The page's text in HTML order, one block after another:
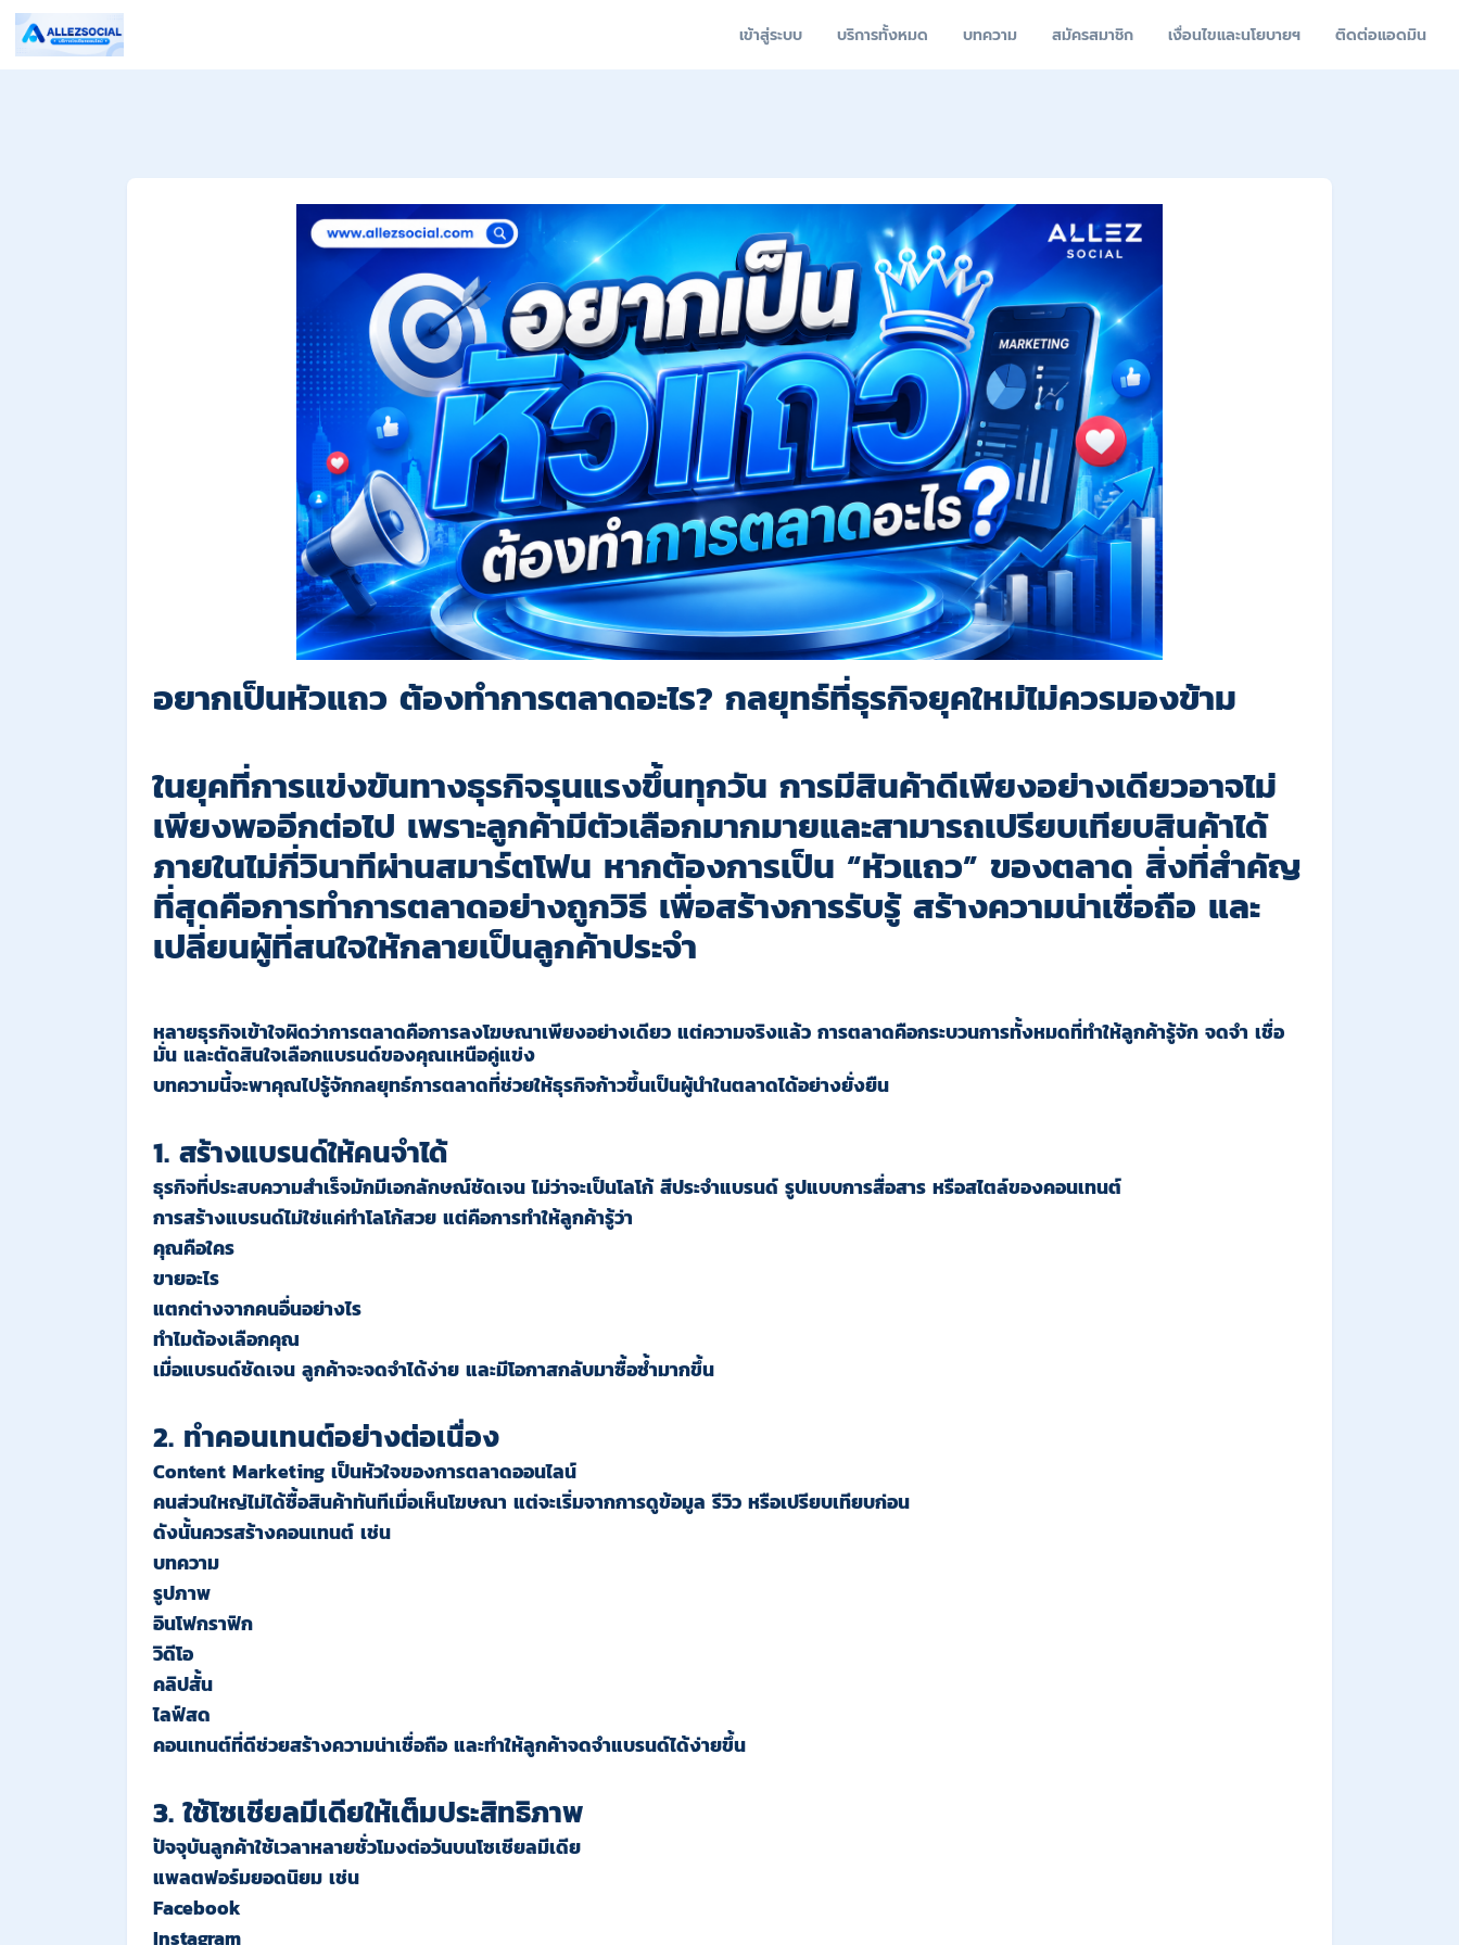
เข้าสู่ระบบ บริการทั้งหมด บทความ สมัครสมาชิก เงื่อนไขและนโยบายฯ ติดต่อแอดมิน
อยากเป็นหัวแถว ต้องทำการตลาดอะไร? กลยุทธ์ที่ธุรกิจยุคใหม่ไม่ควรมองข้าม
ในยุคที่การแข่งขันทางธุรกิจรุนแรงขึ้นทุกวัน การมีสินค้าดีเพียงอย่างเดียวอาจไม่
เพียงพออีกต่อไป เพราะลูกค้ามีตัวเลือกมากมายและสามารถเปรียบเทียบสินค้าได้
ภายในไม่กี่วินาทีผ่านสมาร์ตโฟน หากต้องการเป็น “หัวแถว” ของตลาด สิ่งที่สำคัญ
ที่สุดคือการทำการตลาดอย่างถูกวิธี เพื่อสร้างการรับรู้ สร้างความน่าเชื่อถือ และ
เปลี่ยนผู้ที่สนใจให้กลายเป็นลูกค้าประจำ
หลายธุรกิจเข้าใจผิดว่าการตลาดคือการลงโฆษณาเพียงอย่างเดียว แต่ความจริงแล้ว การตลาดคือกระบวนการทั้งหมดที่ทำให้ลูกค้ารู้จัก จดจำ เชื่อ
มั่น และตัดสินใจเลือกแบรนด์ของคุณเหนือคู่แข่ง
บทความนี้จะพาคุณไปรู้จักกลยุทธ์การตลาดที่ช่วยให้ธุรกิจก้าวขึ้นเป็นผู้นำในตลาดได้อย่างยั่งยืน
1. สร้างแบรนด์ให้คนจำได้
ธุรกิจที่ประสบความสำเร็จมักมีเอกลักษณ์ชัดเจน ไม่ว่าจะเป็นโลโก้ สีประจำแบรนด์ รูปแบบการสื่อสาร หรือสไตล์ของคอนเทนต์
การสร้างแบรนด์ไม่ใช่แค่ทำโลโก้สวย แต่คือการทำให้ลูกค้ารู้ว่า
คุณคือใคร
ขายอะไร
แตกต่างจากคนอื่นอย่างไร
ทำไมต้องเลือกคุณ
เมื่อแบรนด์ชัดเจน ลูกค้าจะจดจำได้ง่าย และมีโอกาสกลับมาซื้อซ้ำมากขึ้น
2. ทำคอนเทนต์อย่างต่อเนื่อง
Content Marketing เป็นหัวใจของการตลาดออนไลน์
คนส่วนใหญ่ไม่ได้ซื้อสินค้าทันทีเมื่อเห็นโฆษณา แต่จะเริ่มจากการดูข้อมูล รีวิว หรือเปรียบเทียบก่อน
ดังนั้นควรสร้างคอนเทนต์ เช่น
บทความ
รูปภาพ
อินโฟกราฟิก
วิดีโอ
คลิปสั้น
ไลฟ์สด
คอนเทนต์ที่ดีช่วยสร้างความน่าเชื่อถือ และทำให้ลูกค้าจดจำแบรนด์ได้ง่ายขึ้น
3. ใช้โซเชียลมีเดียให้เต็มประสิทธิภาพ
ปัจจุบันลูกค้าใช้เวลาหลายชั่วโมงต่อวันบนโซเชียลมีเดีย
แพลตฟอร์มยอดนิยม เช่น
Facebook
Instagram